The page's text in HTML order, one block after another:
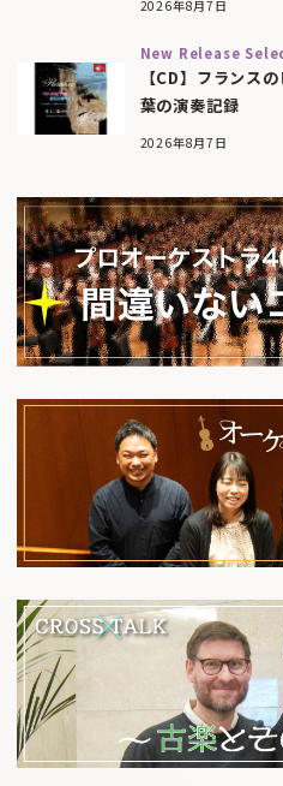
2026年8月7日
New Release
【CD】フランス
葉の演奏記録
2026年8月7日